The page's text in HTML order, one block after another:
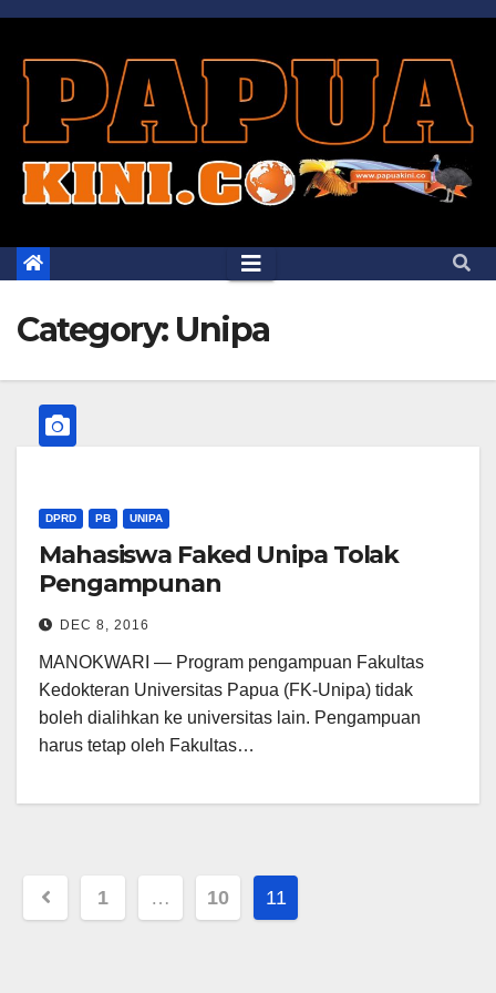
Skip
content
Category: Unipa
DPRD PB UNIPA
Mahasiswa Faked Unipa Tolak
Pengampunan
DEC 8, 2016
MANOKWARI — Program pengampuan Fakultas
Kedokteran Universitas Papua (FK-Unipa) tidak
boleh dialihkan ke universitas lain. Pengampuan
harus tetap oleh Fakultas…
Posts
1 … 10 11